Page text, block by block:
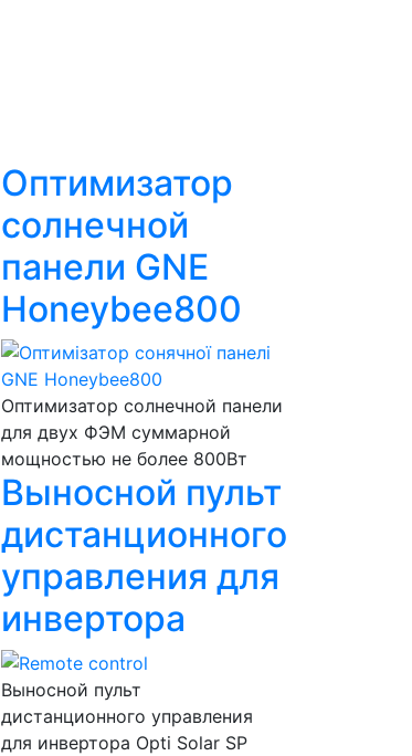
Оптимизатор
солнечной
панели GNE
Honeybee800
Оптимизатор солнечной панели
для двух ФЭМ суммарной
мощностью не более 800Вт
Выносной пульт
дистанционного
управления для
инвертора
Выносной пульт
дистанционного управления
для инвертора Opti Solar SP